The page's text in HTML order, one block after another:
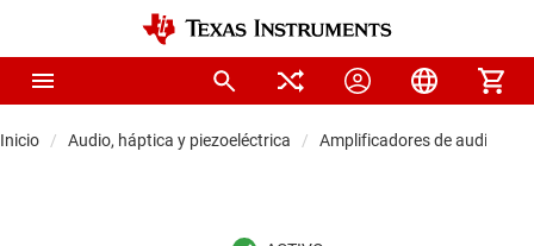
Inicio Audio, háptica y piezoeléctrica Amplificadores de audio